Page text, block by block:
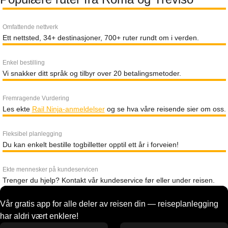
Omfattende nettverk
Ett nettsted, 34+ destinasjoner, 700+ ruter rundt om i verden.
Enkel bestilling
Vi snakker ditt språk og tilbyr over 20 betalingsmetoder.
Fremragende Vurdering
Les ekte Rail Ninja-anmeldelserog se hva våre reisende sier om oss.
Fleksibel planlegging
Du kan enkelt bestille togbilletter opptil ett år i forveien!
Ekte mennesker på kundeservicen
Trenger du hjelp? Kontakt vår kundeservice før eller under reisen.
Vår gratis app for alle deler av reisen din — reiseplanlegging
har aldri vært enklere!